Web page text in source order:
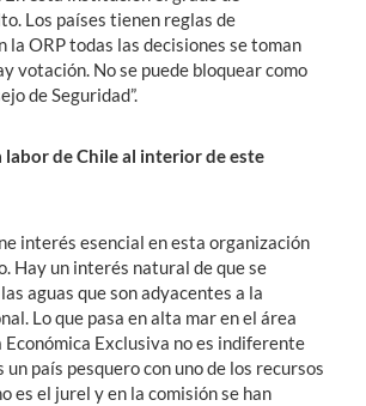
Los países tienen reglas de
la ORP todas las decisiones se toman
votación. No se puede bloquear como
de Seguridad”.
labor de Chile al interior de este
interés esencial en esta organización
Hay un interés natural de que se
aguas que son adyacentes a la
Lo que pasa en alta mar en el área
Económica Exclusiva no es indiferente
un país pesquero con uno de los recursos
es el jurel y en la comisión se han